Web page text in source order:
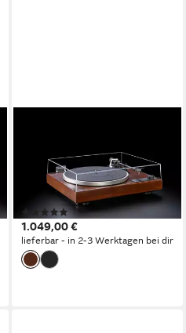
(Riemenantrieb, Bluetooth,
Vollautomat, optionale
Steuerung per App)
(4)
1.049,00 €
lieferbar - in 2-3 Werktagen bei dir